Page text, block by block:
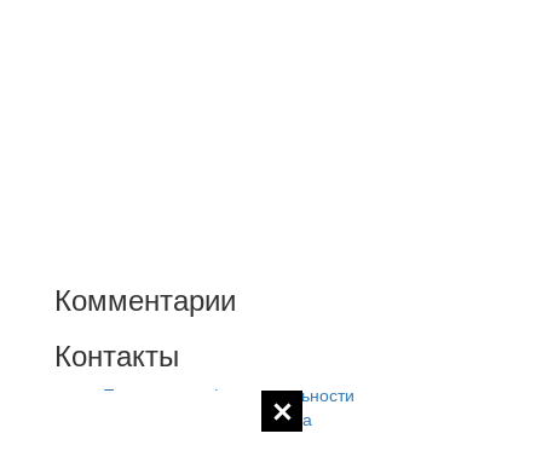
Комментарии
Контакты
Политика конфиденциальности
Контакты администратора